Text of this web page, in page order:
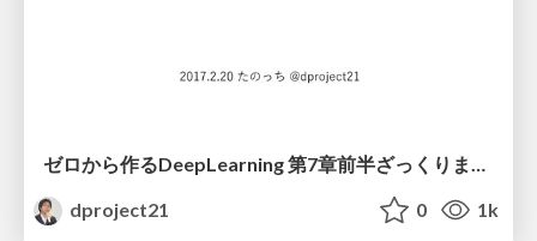
dproject21
0 1k